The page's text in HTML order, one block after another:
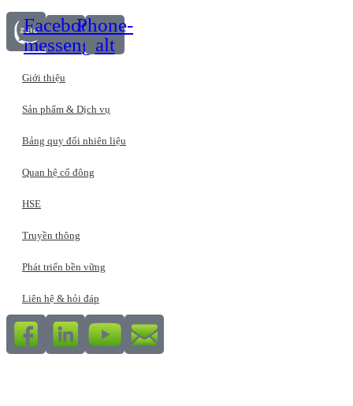
Facebook-
messenger
Phone-
alt
Giới thiệu
Sản phẩm & Dịch vụ
Bảng quy đổi nhiên liệu
Quan hệ cổ đông
HSE
Truyền thông
Phát triển bền vững
Liên hệ & hỏi đáp